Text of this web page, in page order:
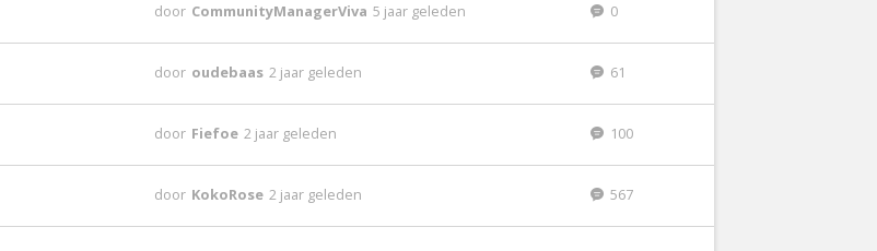
door CommunityManagerViva 5 jaar geleden 0
door oudebaas 2 jaar geleden 61
door Fiefoe 2 jaar geleden 100
door KokoRose 2 jaar geleden 567